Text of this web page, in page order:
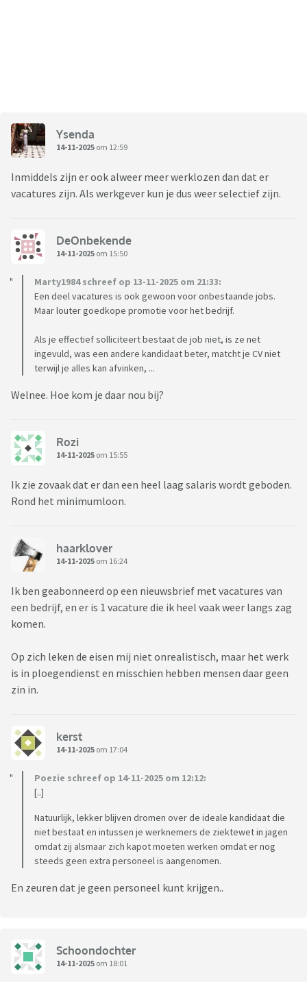
Ysenda
14-11-2025 om 12:59
Inmiddels zijn er ook alweer meer werklozen dan dat er
vacatures zijn. Als werkgever kun je dus weer selectief zijn.
DeOnbekende
14-11-2025 om 15:50
Marty1984 schreef op 13-11-2025 om 21:33:
Een deel vacatures is ook gewoon voor onbestaande jobs.
Maar louter goedkope promotie voor het bedrijf.
Als je effectief solliciteert bestaat de job niet, is ze net
ingevuld, was een andere kandidaat beter, matcht je CV niet
terwijl je alles kan afvinken, ...
Welnee. Hoe kom je daar nou bij?
Rozi
14-11-2025 om 15:55
Ik zie zovaak dat er dan een heel laag salaris wordt geboden.
Rond het minimumloon.
haarklover
14-11-2025 om 16:24
Ik ben geabonneerd op een nieuwsbrief met vacatures van
een bedrijf, en er is 1 vacature die ik heel vaak weer langs zag
komen.
Op zich leken de eisen mij niet onrealistisch, maar het werk
is in ploegendienst en misschien hebben mensen daar geen
zin in.
kerst
14-11-2025 om 17:04
Poezie schreef op 14-11-2025 om 12:12:
[..]
Natuurlijk, lekker blijven dromen over de ideale kandidaat die
niet bestaat en intussen je werknemers de ziektewet in jagen
omdat zij alsmaar zich kapot moeten werken omdat er nog
steeds geen extra personeel is aangenomen.
En zeuren dat je geen personeel kunt krijgen..
Schoondochter
14-11-2025 om 18:01